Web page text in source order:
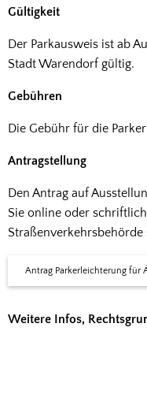
Gültigkeit
Der Parkausweis ist ab
Stadt Warendorf gültig.
Gebühren
Die Gebühr für die
Antragstellung
Den Antrag auf
Sie online oder
Straßenverkehrsbehörde
Antrag Parkerleichterung für
Weitere Infos,